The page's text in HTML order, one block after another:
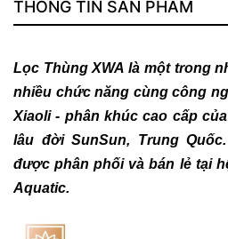
THÔNG TIN SẢN PHẨM
Lọc Thùng XWA là một trong
nhiều chức năng cùng công
Xiaoli - phân khúc cao cấp
lâu đời SunSun, Trung
được phân phối và bán lẻ tại
Aquatic.